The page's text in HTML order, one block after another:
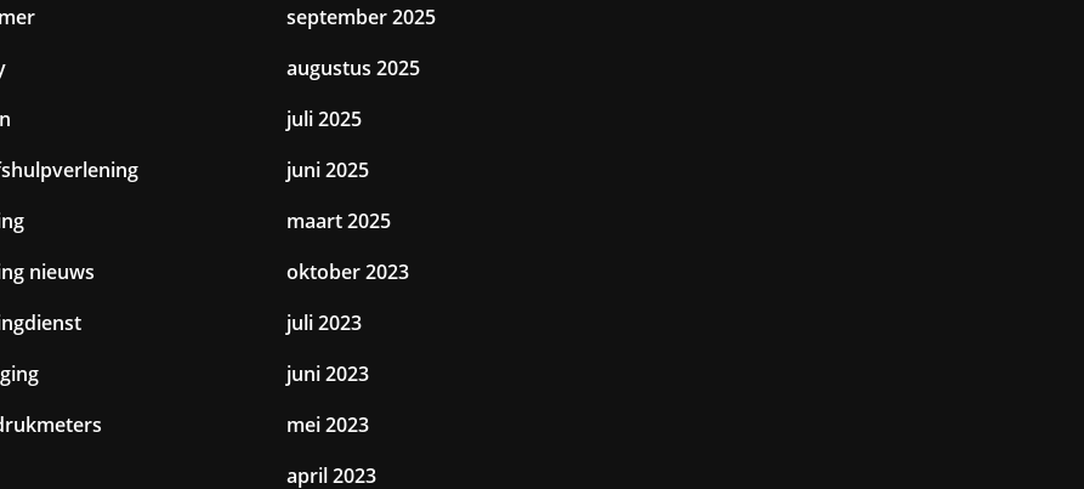
nieuws
september 2025
augustus 2025
juli 2025
juni 2025
maart 2025
oktober 2023
juli 2023
juni 2023
mei 2023
april 2023